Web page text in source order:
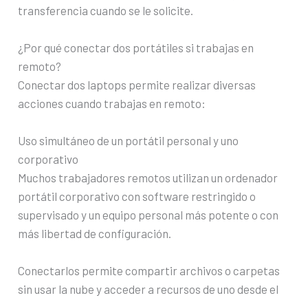
transferencia cuando se le solicite.
¿Por qué conectar dos portátiles si trabajas en
remoto?
Conectar dos laptops permite realizar diversas
acciones cuando trabajas en remoto:
Uso simultáneo de un portátil personal y uno
corporativo
Muchos trabajadores remotos utilizan un ordenador
portátil corporativo con software restringido o
supervisado y un equipo personal más potente o con
más libertad de configuración.
Conectarlos permite compartir archivos o carpetas
sin usar la nube y acceder a recursos de uno desde el